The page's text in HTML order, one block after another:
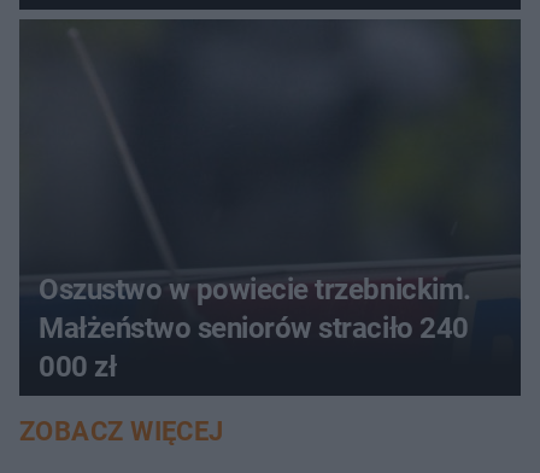
aucie
Oszustwo w powiecie trzebnickim.
Małżeństwo seniorów straciło 240
000 zł
ZOBACZ WIĘCEJ